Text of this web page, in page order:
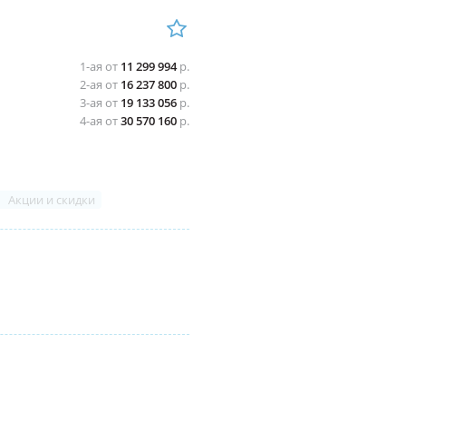
1-ая от 11 299 994р.
2-ая от 16 237 800 р.
3-ая от 19 133 056 р.
4-ая от30 570 160 р.
Акции и скидки